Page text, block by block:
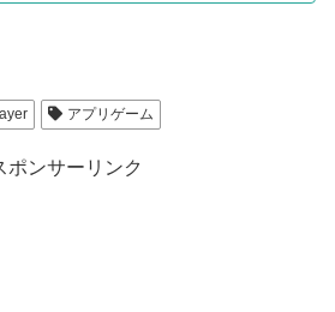
アプリゲーム
ポンサーリンク